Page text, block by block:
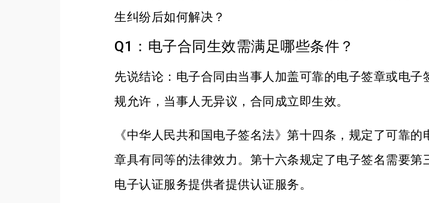
生纠纷后如何解决？
Q1：电子合同生效需满足哪些条件？
先说结论：电子合同由当事人加盖可靠的电子签章或电子
规允许，当事人无异议，合同成立即生效。
《中华人民共和国电子签名法》第十四条，规定了可靠
章具有同等的法律效力。第十六条规定了电子签名需要第
电子认证服务提供者提供认证服务。